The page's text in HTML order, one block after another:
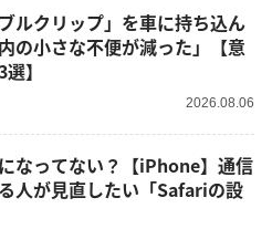
ルクリップ」を車に持ち込ん
の小さな不便が減った」【意
】
2026.08.06
なってない？【iPhone】通信
人が見直したい「Safariの設